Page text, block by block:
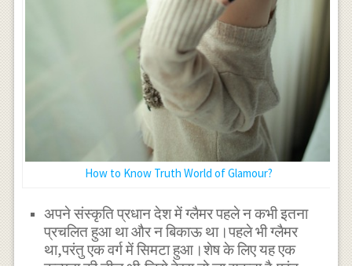
How to Know Truth World of Glamour?
अपने संस्कृति प्रधान देश में ग्लैमर पहले न कभी इतना
प्रचलित हुआ था और न बिकाऊ था।पहले भी ग्लैमर
था,परंतु एक वर्ग में सिमटा हुआ।शेष के लिए यह एक